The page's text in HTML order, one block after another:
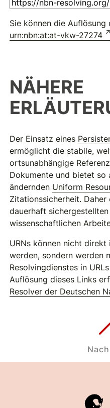
Sie können die
urn:nbn:at:at-vkw-27274
NÄHERE
Der Einsatz eines
ermöglicht die stabile,
ortsunabhängige
Dokumente und bietet so
ändernden Uniform
Zitationssicherheit. Daher
dauerhaft
wissenschaftlichen
URNs können nicht
werden, sondern werden
Resolvingdienstes in
Auflösung dieses Links
Resolver der Deutschen